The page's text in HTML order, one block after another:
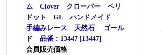
ム Clover クローバー ペリ
ドット GL ハンドメイド
手編みレース 天然石 ゴール
ド 品番：13447 [13447]
会員販売価格